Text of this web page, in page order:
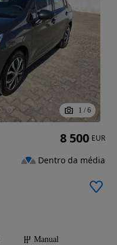
1 / 6
Manual
8 500 EUR
Dentro da média